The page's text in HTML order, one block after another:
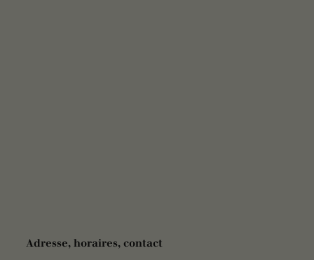
Adresse, horaires, contact